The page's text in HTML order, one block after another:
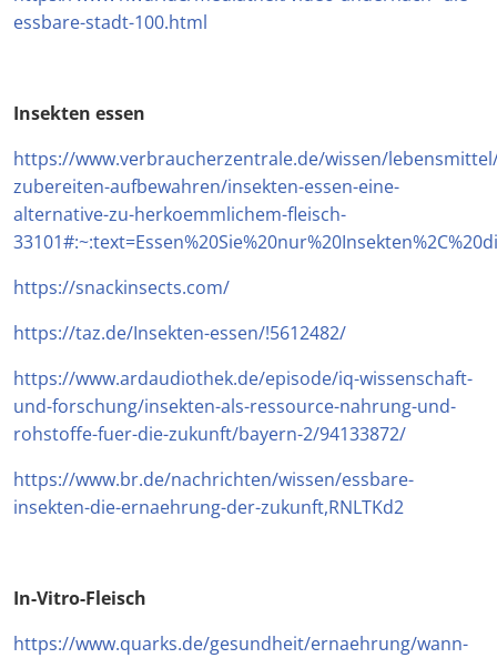
essbare-stadt-100.html
Insekten essen
https://www.verbraucherzentrale.de/wissen/
zubereiten-aufbewahren/insekten-essen-eine-
alternative-zu-herkoemmlichem-fleisch-
https://snackinsects.com/
https://taz.de/Insekten-essen/!5612482/
https://www.ardaudiothek.de/episode/iq-wissenschaft-
und-forschung/insekten-als-ressource-nahrung-und-
rohstoffe-fuer-die-zukunft/bayern-2/94133872/
https://www.br.de/nachrichten/wissen/essbare-
insekten-die-ernaehrung-der-zukunft,RNLTKd2
In-Vitro-Fleisch
https://www.quarks.de/gesundheit/ernaehrung/wann-